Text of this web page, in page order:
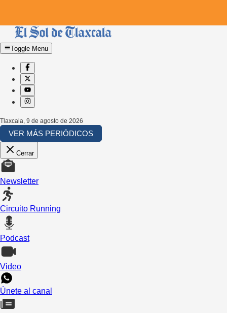
Toggle Menu
Tlaxcala 9 de agosto de 2026
VER MÁS PERIÓDICOS
Cerrar
Newsletter
Circuito Running
Podcast
Video
Únete al canal